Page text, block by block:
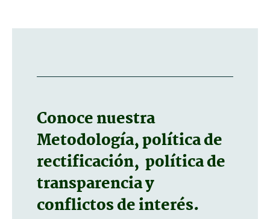
Conoce nuestra
Metodología, política de
rectificación, política de
transparencia y
conflictos de interés.